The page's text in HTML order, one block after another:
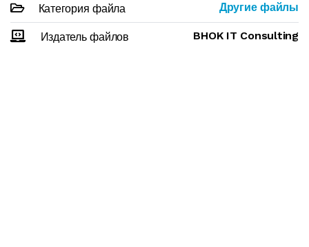
Категория файла Другие файлы
Издатель файлов BHOK IT Consulting